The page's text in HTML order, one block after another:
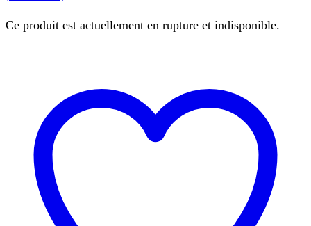
Ce produit est actuellement en rupture et indisponible.